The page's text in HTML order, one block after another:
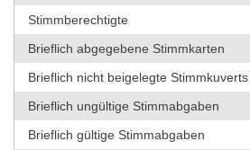
Stimmberechtigte
Brieflich abgegebene Stimmkarten
Brieflich nicht beigelegte Stimmkuverts
Brieflich ungültige Stimmabgaben
Brieflich gültige Stimmabgaben